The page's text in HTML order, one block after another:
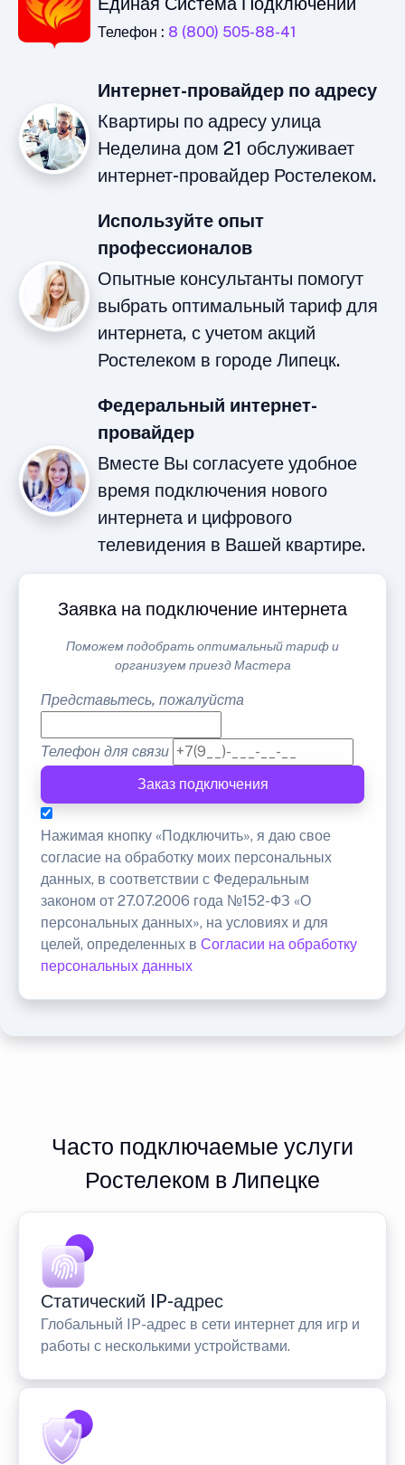
Телефон : 8 (800) 505-88-41
Интернет-провайдер по адресу
Квартиры по адресу улица
Неделина дом 21 обслуживает
интернет-провайдер Ростелеком.
Используйте опыт
профессионалов
Опытные консультанты помогут
выбрать оптимальный тариф для
интернета, с учетом акций
Ростелеком в городе Липецк.
Федеральный интернет-
провайдер
Вместе Вы согласуете удобное
время подключения нового
интернета и цифрового
телевидения в Вашей квартире.
Заявка на подключение интернета
Поможем подобрать оптимальный тариф и
организуем приезд Мастера
Представьтесь, пожалуйста
Телефон для связи
Заказ подключения
Нажимая кнопку «Подключить», я даю свое
согласие на обработку моих персональных
данных, в соответствии с Федеральным
законом от 27.07.2006 года №152-ФЗ «О
персональных данных», на условиях и для
целей, определенных в Согласии на обработку
персональных данных
Часто подключаемые услуги
Ростелеком в Липецке
Статический IP-адрес
Глобальный IP-адрес в сети интернет для игр и
работы с несколькими устройствами.